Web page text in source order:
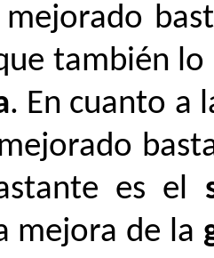
mejorado
también
. En cuanto a
es el
mejora de la